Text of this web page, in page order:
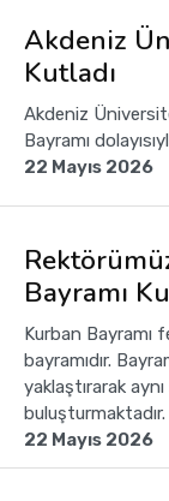
​Akdeniz
Kutladı
Akdeniz
Bayramı
22 Mayıs 2026
Bayramı
Kurban Bayramı
bayramıdır.
yaklaştırarak
buluşturmaktadır.
22 Mayıs 2026